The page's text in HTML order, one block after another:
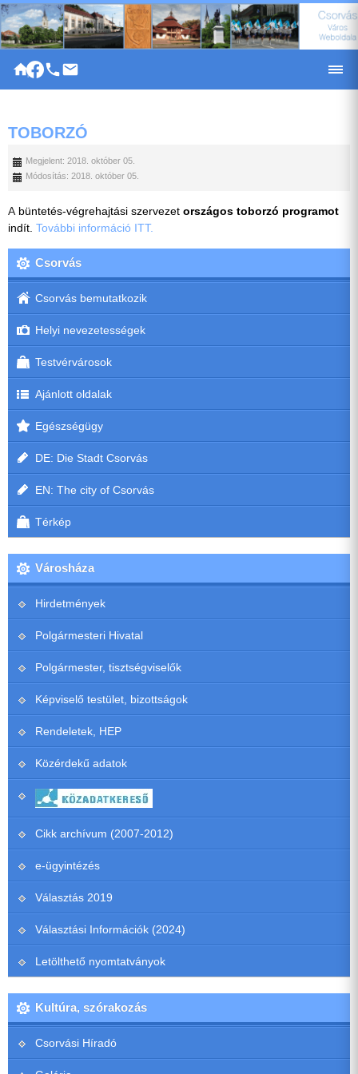
|
TOBORZÓ
Megjelent: 2018. október 05.
Módosítás: 2018. október 05.
A büntetés-végrehajtási szervezet országos toborzó programot
indít. További információ ITT.
Csorvás
Csorvás bemutatkozik
Helyi nevezetességek
Testvérvárosok
Ajánlott oldalak
Egészségügy
DE: Die Stadt Csorvás
EN: The city of Csorvás
Térkép
Városháza
Hirdetmények
Polgármesteri Hivatal
Polgármester, tisztségviselők
Képviselő testület, bizottságok
Rendeletek, HEP
Közérdekű adatok
Cikk archívum (2007-2012)
e-ügyintézés
Választás 2019
Választási Információk (2024)
Letölthető nyomtatványok
Kultúra, szórakozás
Csorvási Híradó